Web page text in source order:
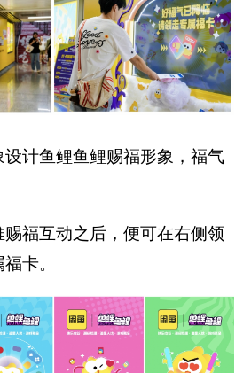
计鱼鲤鱼鲤赐福形象，福气
福互动之后，便可在右侧领
卡。